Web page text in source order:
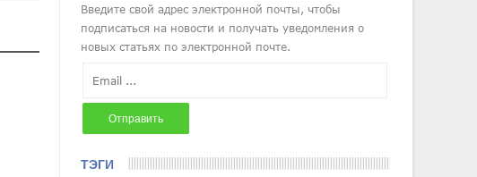
ТЭГИ